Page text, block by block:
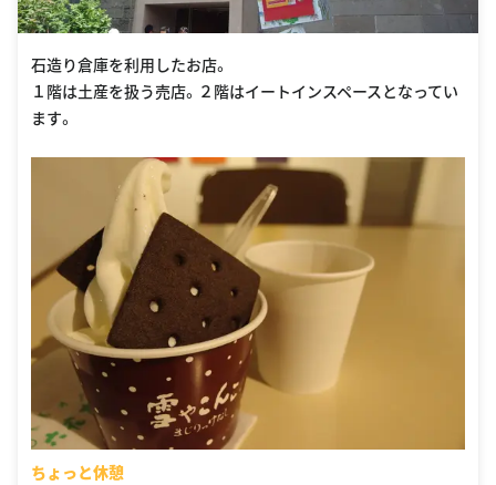
石造り倉庫を利用したお店。
１階は土産を扱う売店。２階はイートインスペースとなってい
ます。
ちょっと休憩